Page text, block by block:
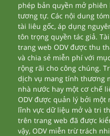
phép bản quyền mở phiên
tương tự. Các nội dung
tài liêu gốc, áp dụng
tôn trọng quyền tác giả.
trang web ODV được thu
và chia sẻ miễn phí với
rộng rãi cho công chúng.
dịch vụ mang tính thương
nhà nước hay một cơ chế
ODV được quản lý bởi
lĩnh vực dữ liệu mở và tri
trên trang web đã được
vậy, ODV miễn trừ trách